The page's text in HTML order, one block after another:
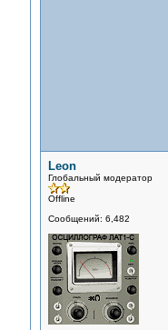
Leon
Глобальный модератор
Offline
Сообщений: 6,482